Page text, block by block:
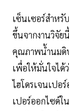
เซ็นเซอร์สำหรั
ขึ้นจากงานวิจัย
คุณภาพน้ำนมดิ
เพื่อให้มั่นใจได้
ไฮโดรเจนเปอ
เปอร์ออกไซด์ใ